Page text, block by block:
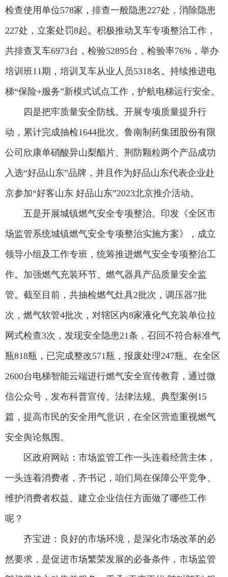
检查使用单位578家，排查一般隐患227处，消除隐患
227处，立案处罚8起。积极推动叉车专项整治工作，
共排查叉车6973台，检验52895台，检验率76%，举办
培训班11期，培训叉车从业人员5318名。持续推进电
梯“保险+服务”新模式试点工作，护航电梯运行安全。
四是把牢质量安全防线。开展专项质量提升行
动，累计完成抽检1644批次。鲁南制药集团股份有限
公司欣康单硝酸异山梨酯片、荆防颗粒两个产品成功
入选“好品山东”品牌，并且作为好品山东代表企业赴
京参加“好客山东 好品山东”2023北京推介活动。
五是开展城镇燃气安全专项整治。印发《全区市
场监管系统城镇燃气安全专项整治实施方案》，成立
领导小组及工作专班，统筹推进燃气安全专项整治工
作。加强燃气充装环节、燃气器具产品质量安全监
管。截至目前，共抽检燃气灶具2批次，调压器7批
次，燃气软管4批次，对辖区内8家液化气充装单位拉
网式检查3次，发现安全隐患21条，召回不符合标准气
瓶818瓶，已完成整改571瓶，报废处理247瓶。在全区
2600台电梯智能云端进行燃气安全宣传教育，通过微
信公众号，发布科普宣传、法律法规、典型案例15
篇，提高市民的安全用气意识，在全区营造重视燃气
安全舆论氛围。
区政府网站：市场监管工作一头连着经营主体，
一头连着消费者，齐书记，咱们局在保障公平竞争、
维护消费者权益、建立企业信任方面做了哪些工作
呢？
齐宝进：良好的市场环境，是深化市场改革的必
然要求，是促进市场繁荣发展的必备条件，市场监管